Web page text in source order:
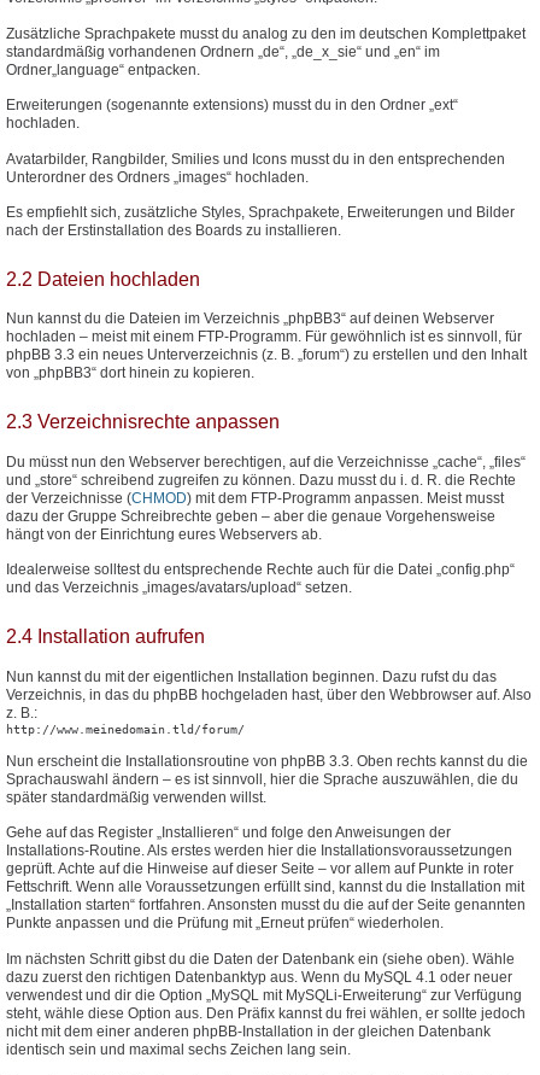
Zusätzliche Sprachpakete musst du analog zu den im deutschen Komplettpaket
standardmäßig vorhandenen Ordnern „de“, „de_x_sie“ und „en“ im
Ordner„language“ entpacken.
Erweiterungen (sogenannte extensions) musst du in den Ordner „ext“
hochladen.
Avatarbilder, Rangbilder, Smilies und Icons musst du in den entsprechenden
Unterordner des Ordners „images“ hochladen.
Es empfiehlt sich, zusätzliche Styles, Sprachpakete, Erweiterungen und Bilder
nach der Erstinstallation des Boards zu installieren.
2.2 Dateien hochladen
Nun kannst du die Dateien im Verzeichnis „phpBB3“ auf deinen Webserver
hochladen – meist mit einem FTP-Programm. Für gewöhnlich ist es sinnvoll, für
phpBB 3.3 ein neues Unterverzeichnis (z. B. „forum“) zu erstellen und den Inhalt
von „phpBB3“ dort hinein zu kopieren.
2.3 Verzeichnisrechte anpassen
Du müsst nun den Webserver berechtigen, auf die Verzeichnisse „cache“, „files“
und „store“ schreibend zugreifen zu können. Dazu musst du i. d. R. die Rechte
der Verzeichnisse (CHMOD) mit dem FTP-Programm anpassen. Meist musst
dazu der Gruppe Schreibrechte geben – aber die genaue Vorgehensweise
hängt von der Einrichtung eures Webservers ab.
Idealerweise solltest du entsprechende Rechte auch für die Datei „config.php“
und das Verzeichnis „images/avatars/upload“ setzen.
2.4 Installation aufrufen
Nun kannst du mit der eigentlichen Installation beginnen. Dazu rufst du das
Verzeichnis, in das du phpBB hochgeladen hast, über den Webbrowser auf. Also
z. B.:
http://www.meinedomain.tld/forum/
Nun erscheint die Installationsroutine von phpBB 3.3. Oben rechts kannst du die
Sprachauswahl ändern – es ist sinnvoll, hier die Sprache auszuwählen, die du
später standardmäßig verwenden willst.
Gehe auf das Register „Installieren“ und folge den Anweisungen der
Installations-Routine. Als erstes werden hier die Installationsvoraussetzungen
geprüft. Achte auf die Hinweise auf dieser Seite – vor allem auf Punkte in roter
Fettschrift. Wenn alle Voraussetzungen erfüllt sind, kannst du die Installation mit
„Installation starten“ fortfahren. Ansonsten musst du die auf der Seite genannten
Punkte anpassen und die Prüfung mit „Erneut prüfen“ wiederholen.
Im nächsten Schritt gibst du die Daten der Datenbank ein (siehe oben). Wähle
dazu zuerst den richtigen Datenbanktyp aus. Wenn du MySQL 4.1 oder neuer
verwendest und dir die Option „MySQL mit MySQLi-Erweiterung“ zur Verfügung
steht, wähle diese Option aus. Den Präfix kannst du frei wählen, er sollte jedoch
nicht mit dem einer anderen phpBB-Installation in der gleichen Datenbank
identisch sein und maximal sechs Zeichen lang sein.